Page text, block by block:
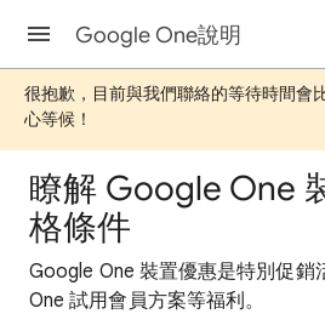
Google One說明
很抱歉，目前與我們聯絡的等待時間會
心等候！
瞭解 Google One
格條件
Google One 裝置優惠是特別促銷
One 試用會員方案等福利。